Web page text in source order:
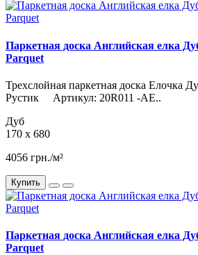
Паркетная доска Английская елка
Parquet
Трехслойная паркетная доска Елочка
Рустик Артикул: 20R011 -AE..
Дуб
170 x 680
4056 грн./м²
Купить
Паркетная доска Английская елка
Parquet